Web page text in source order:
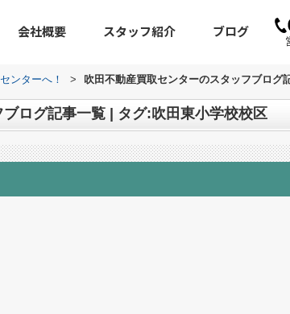
会社概要 スタッフ紹介 ブログ
ンターへ！ > 吹田不動産買取センターのスタッフブログ
ログ記事一覧 | タグ:吹田東小学校校区